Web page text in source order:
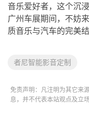
音乐爱好者，这个沉
广州车展期间，不妨
质音乐与汽车的完美结
者尼智能影音定制
免责声明：凡注明为其它来
息，并不代表本站观点及立